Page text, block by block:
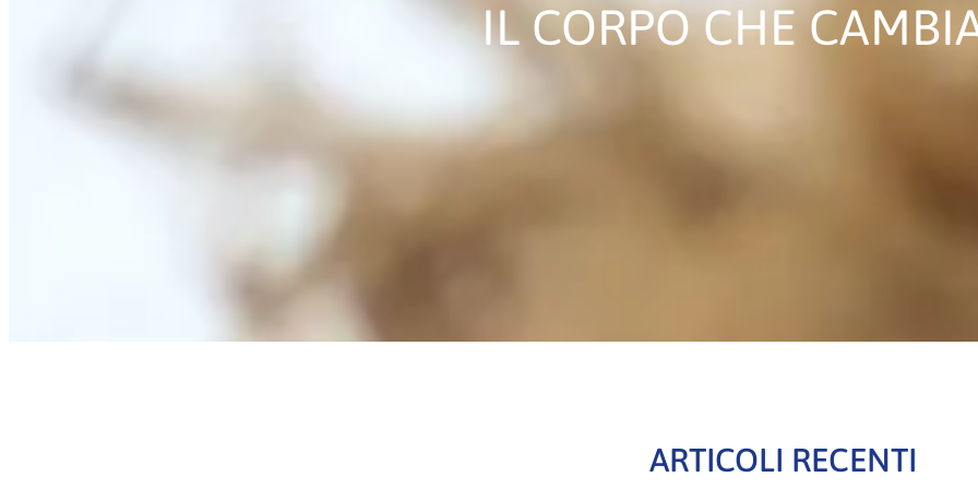
IL CORPO CHE
ARTICOLI RECENTI